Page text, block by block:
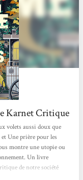
Karnet Critique
volets aussi doux que
et Une prière pour les
montre une utopie ou
Un livre
de notre société